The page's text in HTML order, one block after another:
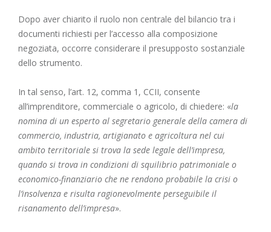
Dopo aver chiarito il ruolo non centrale del bilancio tra i
documenti richiesti per l’accesso alla composizione
negoziata, occorre considerare il presupposto sostanziale
dello strumento.
In tal senso, l’art. 12, comma 1, CCII, consente
all’imprenditore, commerciale o agricolo, di chiedere: «la
nomina di un esperto al segretario generale della camera di
commercio, industria, artigianato e agricoltura nel cui
ambito territoriale si trova la sede legale dell’impresa,
quando si trova in condizioni di squilibrio patrimoniale o
economico-finanziario che ne rendono probabile la crisi o
l’insolvenza e risulta ragionevolmente perseguibile il
risanamento dell’impresa».